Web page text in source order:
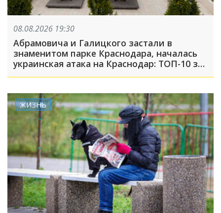
08.08.2026 19:30
Абрамовича и Галицкого застали в
знаменитом парке Краснодара, началась
украинская атака на Краснодар: ТОП-10 за
ЖИЗНЬ